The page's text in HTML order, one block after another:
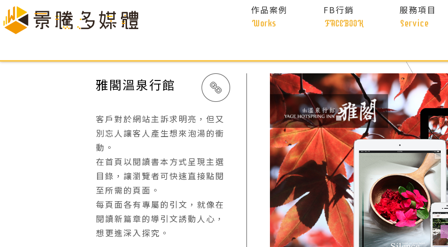
作品案例
Works
FB行銷
FACEBOOK
服務項目
Service
雅閣溫泉行館
客戶對於網站主訴求明亮，但又
別忘人讓客人產生想來泡湯的衝
動。
在首頁以閱讀書本方式呈現主選
目錄，讓瀏覽者可快速直接點閱
至所需的頁面。
每頁面各有專屬的引文，就像在
閱讀新篇章的導引文誘動人心，
想更進深入探究。